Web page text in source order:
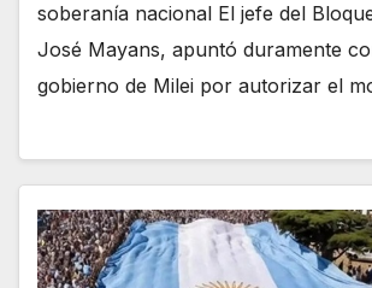
soberanía nacional El jefe del
José Mayans, apuntó duramente
gobierno de Milei por autorizar el